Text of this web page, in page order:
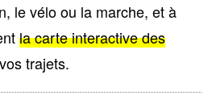
le vélo ou la marche, et à
la carte interactive des
trajets.